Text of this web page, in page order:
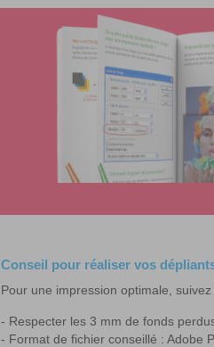
Conseil pour réaliser vos
Pour une impression optimale,
Respecter les 3 mm de fonds
Format de fichier conseillé : Adobe